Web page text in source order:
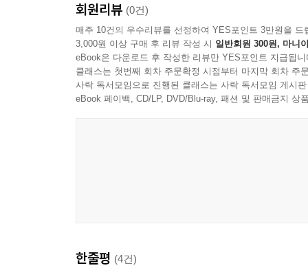
회원리뷰 (0건)
매주 10건의 우수리뷰를 선정하여 YES포인트 3만원을 드
3,000원 이상 구매 후 리뷰 작성 시 일반회원 300원, 마니
eBook은 다운로드 후 작성한 리뷰만 YES포인트 지급됩니
클래스는 첫번째 회차 주문확정 시점부터 마지막 회차 주
사락 독서모임으로 진행된 클래스는 사락 독서모임 게시
eBook 페이백, CD/LP, DVD/Blu-ray, 패션 및 판매금지 상
한줄평 (4건)